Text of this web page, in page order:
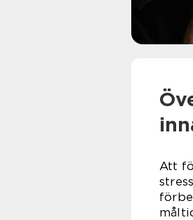
Att